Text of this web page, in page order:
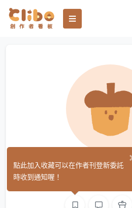
賈貝爾
點此加入收藏可以在作者刊登新委託
時收到通知喔！